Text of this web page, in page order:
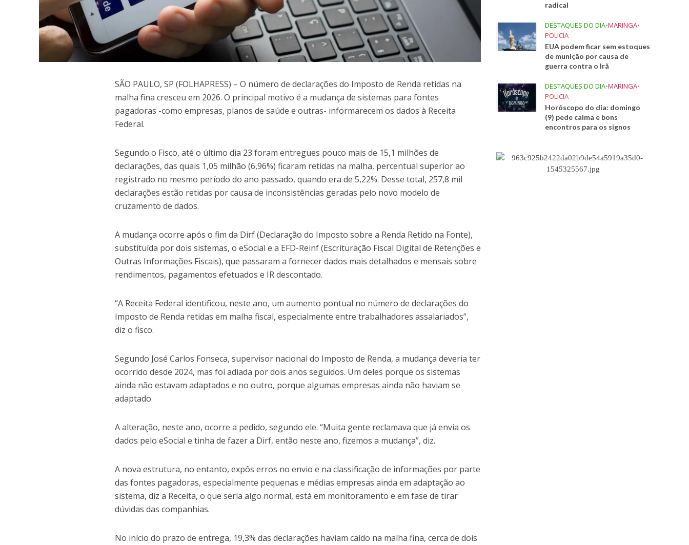
SÃO PAULO, SP (FOLHAPRESS) – O número de declarações do Imposto de Renda retidas na
malha fina cresceu em 2026. O principal motivo é a mudança de sistemas para fontes
pagadoras -como empresas, planos de saúde e outras- informarecem os dados à Receita
Federal.
Segundo o Fisco, até o último dia 23 foram entregues pouco mais de 15,1 milhões de
declarações, das quais 1,05 milhão (6,96%) ficaram retidas na malha, percentual superior ao
registrado no mesmo período do ano passado, quando era de 5,22%. Desse total, 257,8 mil
declarações estão retidas por causa de inconsistências geradas pelo novo modelo de
cruzamento de dados.
A mudança ocorre após o fim da Dirf (Declaração do Imposto sobre a Renda Retido na Fonte),
substituída por dois sistemas, o eSocial e a EFD-Reinf (Escrituração Fiscal Digital de Retenções e
Outras Informações Fiscais), que passaram a fornecer dados mais detalhados e mensais sobre
rendimentos, pagamentos efetuados e IR descontado.
“A Receita Federal identificou, neste ano, um aumento pontual no número de declarações do
Imposto de Renda retidas em malha fiscal, especialmente entre trabalhadores assalariados”,
diz o fisco.
Segundo José Carlos Fonseca, supervisor nacional do Imposto de Renda, a mudança deveria ter
ocorrido desde 2024, mas foi adiada por dois anos seguidos. Um deles porque os sistemas
ainda não estavam adaptados e no outro, porque algumas empresas ainda não haviam se
adaptado.
A alteração, neste ano, ocorre a pedido, segundo ele. “Muita gente reclamava que já envia os
dados pelo eSocial e tinha de fazer a Dirf, então neste ano, fizemos a mudança”, diz.
A nova estrutura, no entanto, expôs erros no envio e na classificação de informações por parte
das fontes pagadoras, especialmente pequenas e médias empresas ainda em adaptação ao
sistema, diz a Receita, o que seria algo normal, está em monitoramento e em fase de tirar
dúvidas das companhias.
No início do prazo de entrega, 19,3% das declarações haviam caído na malha fina, cerca de dois
radical
DESTAQUES DO DIA•MARINGA•
POLICIA
EUA podem ficar sem estoques
de munição por causa de
guerra contra o Irã
DESTAQUES DO DIA•MARINGA•
POLICIA
Horóscopo do dia: domingo
(9) pede calma e bons
encontros para os signos